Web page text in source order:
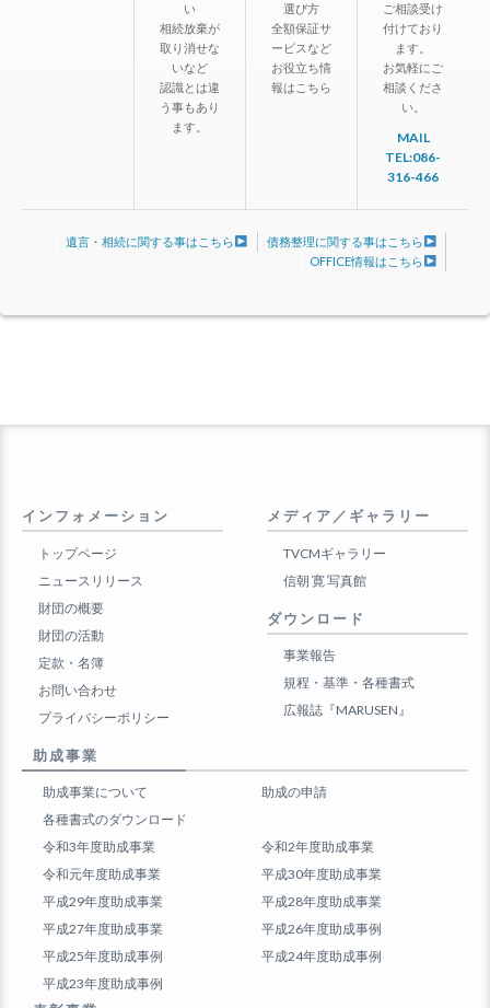
い
相続放棄が
取り消せな
いなど
認識とは違
う事もあり
ます。
選び方
全額保証サ
ービスなど
お役立ち情
報はこちら
ご相談受け
付けており
ます。
お気軽にご
相談くださ
い。
MAIL
TEL:086-
316-466
債務整理に関する事はこちら
遺言・相続に関する事はこちら
OFFICE情報はこちら
インフォメーション
トップページ
ニュースリリース
財団の概要
財団の活動
定款・名簿
お問い合わせ
プライバシーポリシー
メディア／ギャラリー
TVCMギャラリー
信朝 寛 写真館
ダウンロード
事業報告
規程・基準・各種書式
広報誌『MARUSEN』
助成事業
助成事業について
助成の申請
各種書式のダウンロード
令和3年度助成事業
令和2年度助成事業
令和元年度助成事業
平成30年度助成事業
平成29年度助成事業
平成28年度助成事業
平成27年度助成事業
平成26年度助成事例
平成25年度助成事例
平成24年度助成事例
平成23年度助成事例